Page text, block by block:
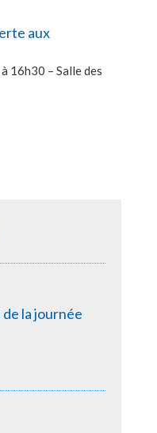
aux
16h30 – Salle des
la journée